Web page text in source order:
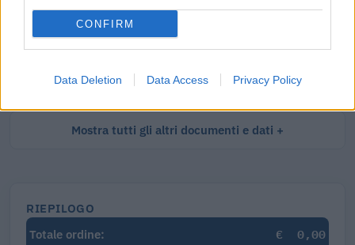
CONFIRM
Data Deletion Data Access Privacy Policy
Visure Camerali - Storico Società di Persone
€ 6,98 IVA inclusa
Mostra tutti gli altri documenti e dati
RIEPILOGO
Totale ordine:
€ 0,00